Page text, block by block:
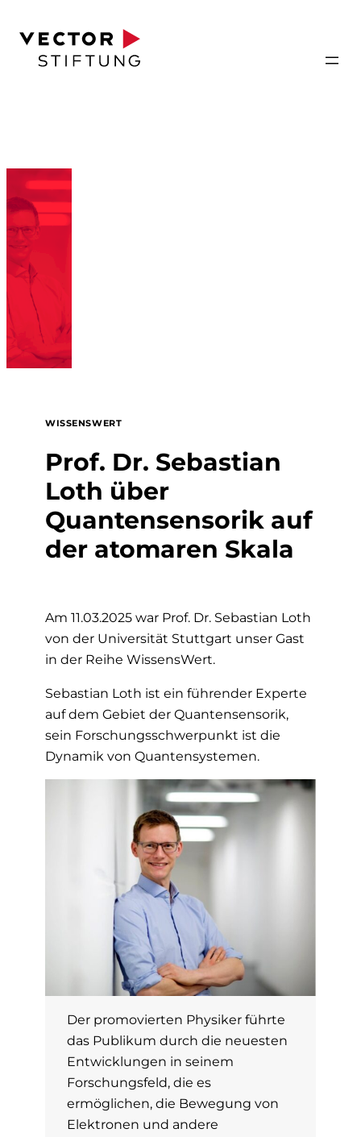
WISSENSWERT
Prof. Dr. Sebastian
Loth über
Quantensensorik auf
der atomaren Skala
Am 11.03.2025 war Prof. Dr. Sebastian Loth
von der Universität Stuttgart unser Gast
in der Reihe WissensWert.
Sebastian Loth ist ein führender Experte
auf dem Gebiet der Quantensensorik,
sein Forschungsschwerpunkt ist die
Dynamik von Quantensystemen.
Der promovierten Physiker führte
das Publikum durch die neuesten
Entwicklungen in seinem
Forschungsfeld, die es
ermöglichen, die Bewegung von
Elektronen und andere